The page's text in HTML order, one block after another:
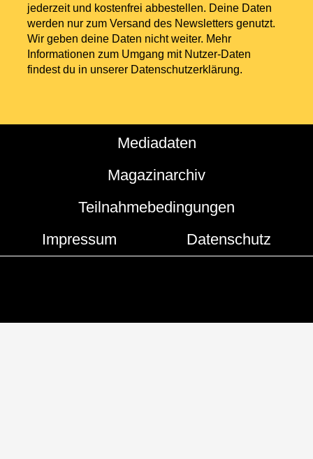
jederzeit und kostenfrei abbestellen. Deine Daten
werden nur zum Versand des Newsletters genutzt.
Wir geben deine Daten nicht weiter. Mehr
Informationen zum Umgang mit Nutzer-Daten
findest du in unserer Datenschutzerklärung.
Mediadaten
Magazinarchiv
Teilnahmebedingungen
Impressum
Datenschutz